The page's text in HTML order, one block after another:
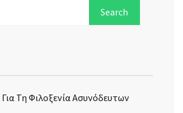
Τη Φιλοξενία Ασυνόδευτων